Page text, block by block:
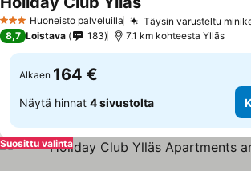
3 Tähtiluokitus
Huoneisto palveluilla Täysin varusteltu
8,7 Loistava 183 7.1 km kohteesta Ylläs
Alkaen 164 €
Näytä hinnat 4 sivustolta
Suosittu valinta